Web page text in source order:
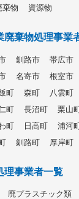
棄物 資源物
廃棄物処理事業
釧路市 帯広市
名寄市 根室市
町 森町 八雲町
町 長沼町 栗山
町 日高町 浦河
釧路町 厚岸町
理事業者一覧
廃プラスチック類